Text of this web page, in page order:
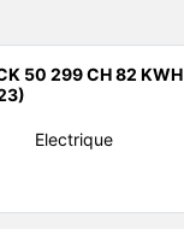
50 299 CH 82 KWH
Electrique